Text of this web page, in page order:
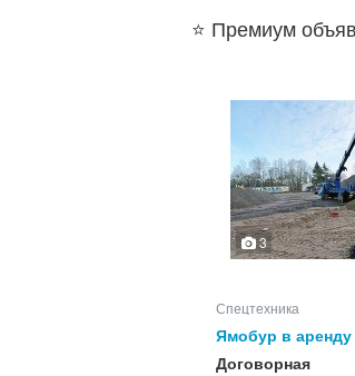
⭐ Премиум
3
Спецтехника
Ямобур в
буровые работы
Договорная